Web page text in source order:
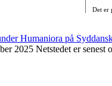
Det er
2025 Netstedet er senest